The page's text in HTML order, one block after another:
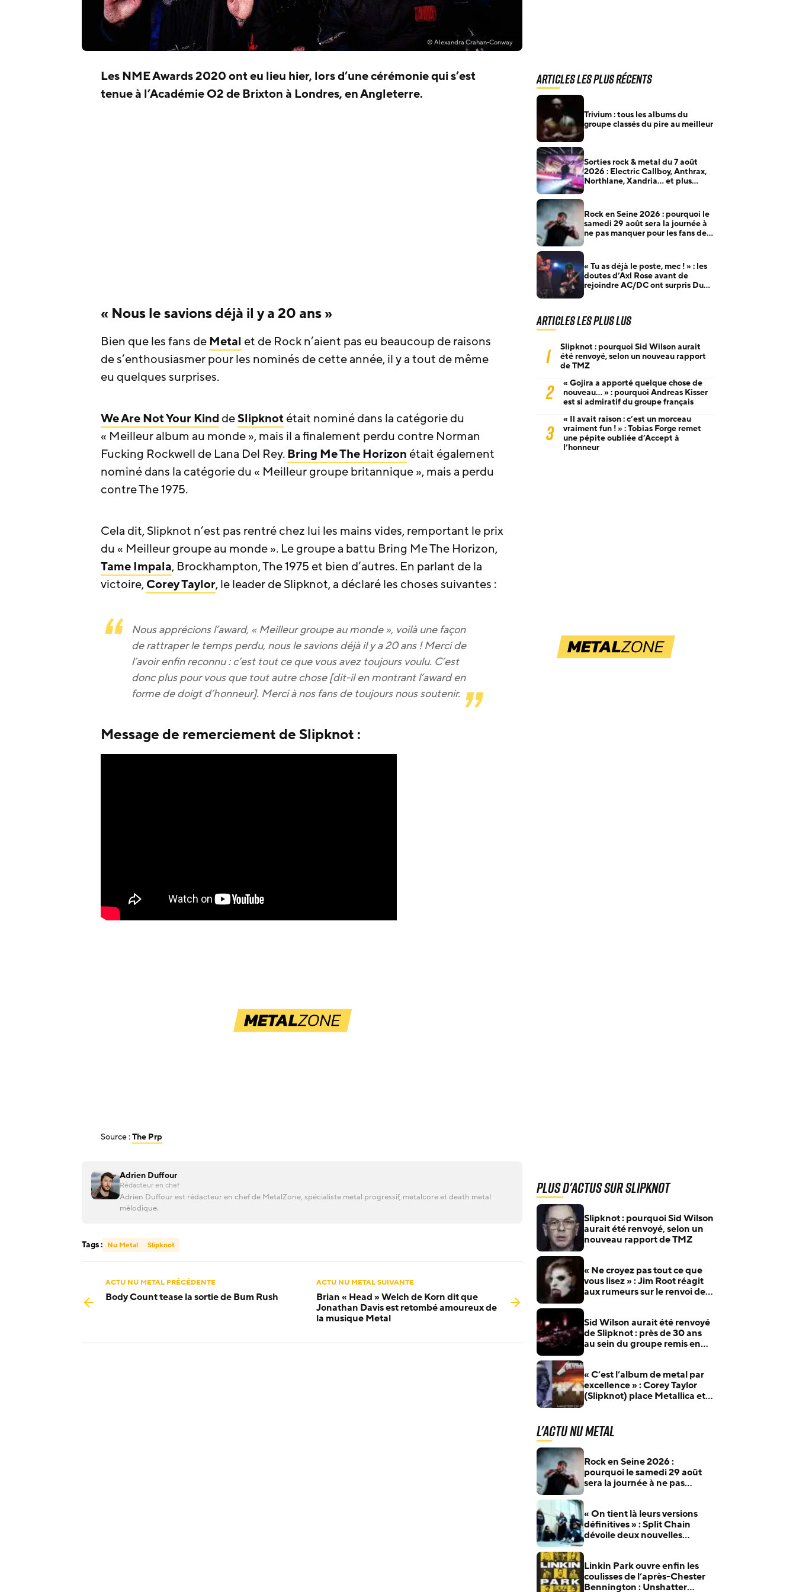
© Alexandra Crahan-Conway
Les NME Awards 2020 ont eu lieu hier, lors d’une cérémonie qui s’est
tenue à l’Académie O2 de Brixton à Londres, en Angleterre.
« Nous le savions déjà il y a 20 ans »
Bien que les fans deMetal et de Rock n’aient pas eu beaucoup de raisons
de s’enthousiasmer pour les nominés de cette année, il y a tout de même
eu quelques surprises.
We Are Not Your Kind deSlipknotétait nominé dans la catégorie du
« Meilleur album au monde », mais il a finalement perdu contre Norman
Fucking Rockwell de Lana Del Rey.Bring Me The Horizon était également
nominé dans la catégorie du « Meilleur groupe britannique », mais a perdu
contre The 1975.
Cela dit, Slipknot n’est pas rentré chez lui les mains vides, remportant le prix
du « Meilleur groupe au monde ». Le groupe a battu Bring Me The Horizon,
Tame Impala, Brockhampton, The 1975 et bien d’autres. En parlant de la
victoire,Corey Taylor, le leader de Slipknot, a déclaré les choses suivantes :
Nous apprécions l’award, « Meilleur groupe au monde », voilà une façon
de rattraper le temps perdu, nous le savions déjà il y a 20 ans ! Merci de
l’avoir enfin reconnu : c’est tout ce que vous avez toujours voulu. C’est
donc plus pour vous que tout autre chose [dit-il en montrant l’award en
forme de doigt d’honneur]. Merci à nos fans de toujours nous soutenir.
Message de remerciement de Slipknot :
Source :The Prp
Adrien Duffour
Rédacteur en chef
Adrien Duffour est rédacteur en chef de MetalZone, spécialiste metal progressif, metalcore et death metal
mélodique.
Tags : Nu Metal Slipknot
ACTU NU METAL PRÉCÉDENTE
Body Count tease la sortie de Bum Rush
ACTU NU METAL SUIVANTE
Brian « Head » Welch de Korn dit que
Jonathan Davis est retombé amoureux de
la musique Metal
Articles les plus récents
Trivium : tous les albums du
groupe classés du pire au meilleur
Sorties rock & metal du 7 août
2026 : Electric Callboy, Anthrax,
Northlane, Xandria… et plus
Rock en Seine 2026 : pourquoi le
samedi 29 août sera la journée à
ne pas manquer pour les fans de
« Tu as déjà le poste, mec ! » : les
doutes d’Axl Rose avant de
rejoindre AC/DC ont surpris Duff
Articles les plus lus
1
Slipknot : pourquoi Sid Wilson aurait
été renvoyé, selon un nouveau rapport
de TMZ
2
« Gojira a apporté quelque chose de
nouveau… » : pourquoi Andreas Kisser
est si admiratif du groupe français
3
« Il avait raison : c’est un morceau
vraiment fun ! » : Tobias Forge remet
une pépite oubliée d’Accept à
l’honneur
Plus d'actus sur Slipknot
Slipknot : pourquoi Sid Wilson
aurait été renvoyé, selon un
nouveau rapport de TMZ
« Ne croyez pas tout ce que
vous lisez » : Jim Root réagit
aux rumeurs sur le renvoi de
Sid Wilson aurait été renvoyé
de Slipknot : près de 30 ans
au sein du groupe remis en
« C’est l’album de metal par
excellence » : Corey Taylor
(Slipknot) place Metallica et
L'actu Nu Metal
Rock en Seine 2026 :
pourquoi le samedi 29 août
sera la journée à ne pas
« On tient là leurs versions
définitives » : Split Chain
dévoile deux nouvelles
Linkin Park ouvre enfin les
coulisses de l’après-Chester
Bennington : Unshatter